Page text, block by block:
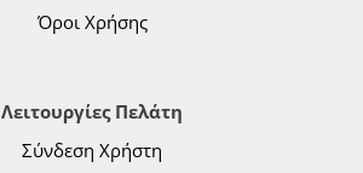
Όροι Χρήσης
Λειτουργίες Πελάτη
Σύνδεση Χρήστη